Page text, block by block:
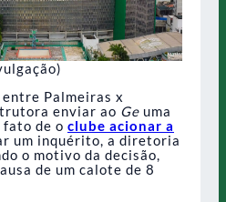
Palmeiras x
enviar ao Ge uma
fato de o clube acionar a
um inquérito, a diretoria
o motivo da decisão,
de um calote de 8